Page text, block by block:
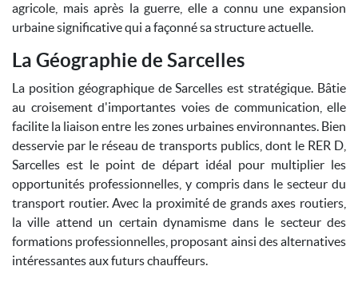
agricole, mais après la guerre, elle a connu une expansion
urbaine significative qui a façonné sa structure actuelle.
La Géographie de Sarcelles
La position géographique de Sarcelles est stratégique. Bâtie
au croisement d'importantes voies de communication, elle
facilite la liaison entre les zones urbaines environnantes. Bien
desservie par le réseau de transports publics, dont le RER D,
Sarcelles est le point de départ idéal pour multiplier les
opportunités professionnelles, y compris dans le secteur du
transport routier. Avec la proximité de grands axes routiers,
la ville attend un certain dynamisme dans le secteur des
formations professionnelles, proposant ainsi des alternatives
intéressantes aux futurs chauffeurs.